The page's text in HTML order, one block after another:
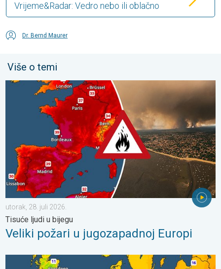
Vrijeme&Radar: Vedro nebo ili oblačno
Dr. Bernd Maurer
Više o temi
Veliki požari u jugozapadnoj Europi. Tisuće ljudi u bijegu. . .
utorak, 28. juli 2026.
Tisuće ljudi u bijegu
Veliki požari u jugozapadnoj Europi
Hladnije noći pred nama. Zapadna-središnja Europa. . .